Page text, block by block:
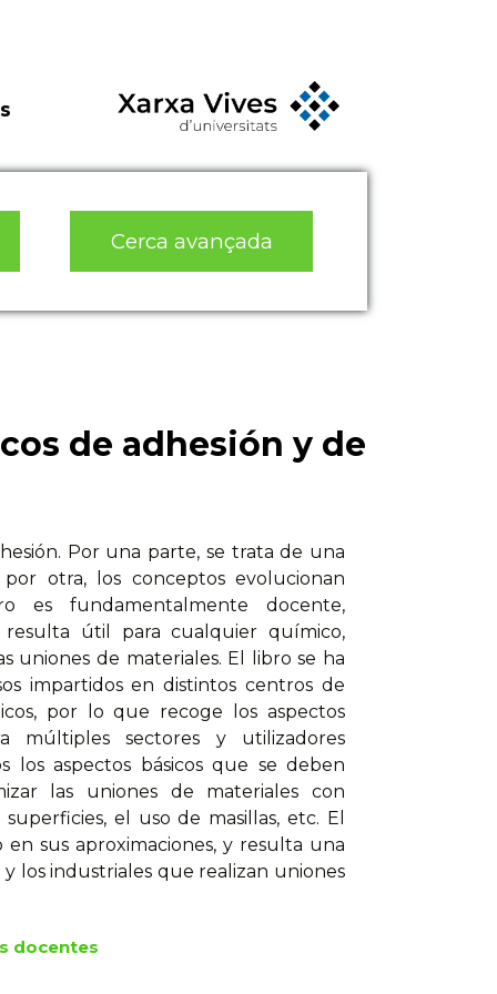
Cerca avançada
de adhesión y de
Por una parte, se trata de una
otra, los conceptos evolucionan
es fundamentalmente docente,
útil para cualquier químico,
uniones de materiales. El libro se ha
impartidos en distintos centros de
por lo que recoge los aspectos
múltiples sectores y utilizadores
los aspectos básicos que se deben
las uniones de materiales con
el uso de masillas, etc. El
sus aproximaciones, y resulta una
los industriales que realizan uniones
docentes